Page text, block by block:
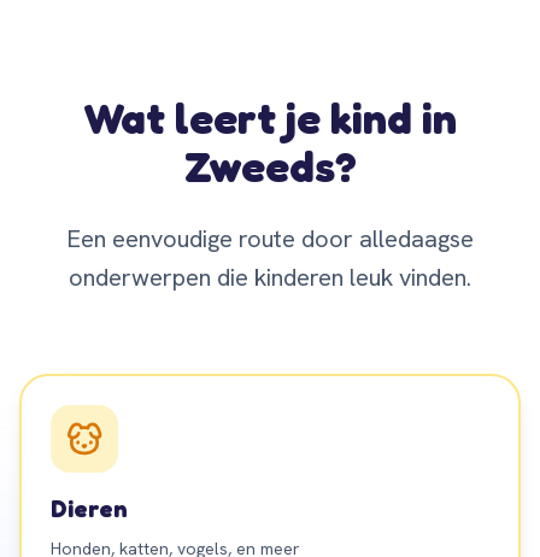
Wat leert je kind in
Zweeds?
Een eenvoudige route door alledaagse
onderwerpen die kinderen leuk vinden.
Dieren
Honden, katten, vogels, en meer